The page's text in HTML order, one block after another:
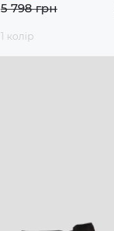
5 798 грн
1 колір